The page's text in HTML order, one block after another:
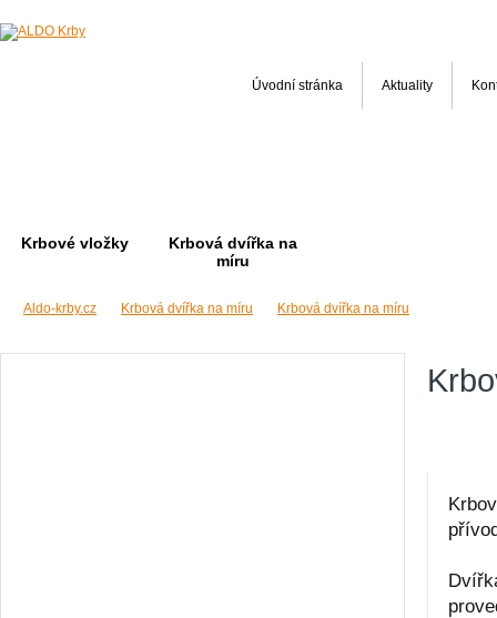
Aldo-krby.cz Krbová dvířka na míru Krbová dvířka na míru
Úvodní stránka Aktuality
Krbové vložky
Krbová dvířka na
míru